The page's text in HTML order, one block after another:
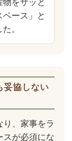
をサッと
ース」と
。
妥協しない
、家事をラ
スが必須にな